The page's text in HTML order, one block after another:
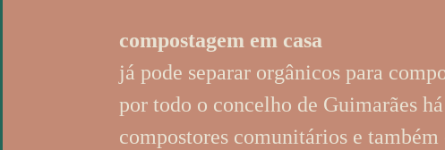
compostagem em casa
já pode separar orgânicos para
por todo o concelho de Guimarães há
compostores comunitários e também